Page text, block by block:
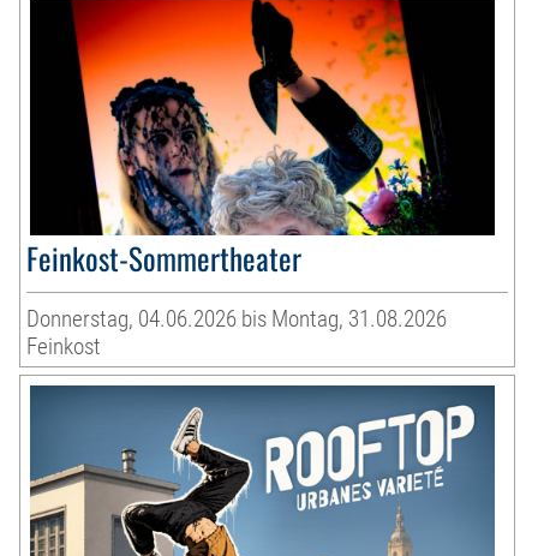
Feinkost-Sommertheater
Donnerstag, 04.06.2026 bis Montag, 31.08.2026
Feinkost